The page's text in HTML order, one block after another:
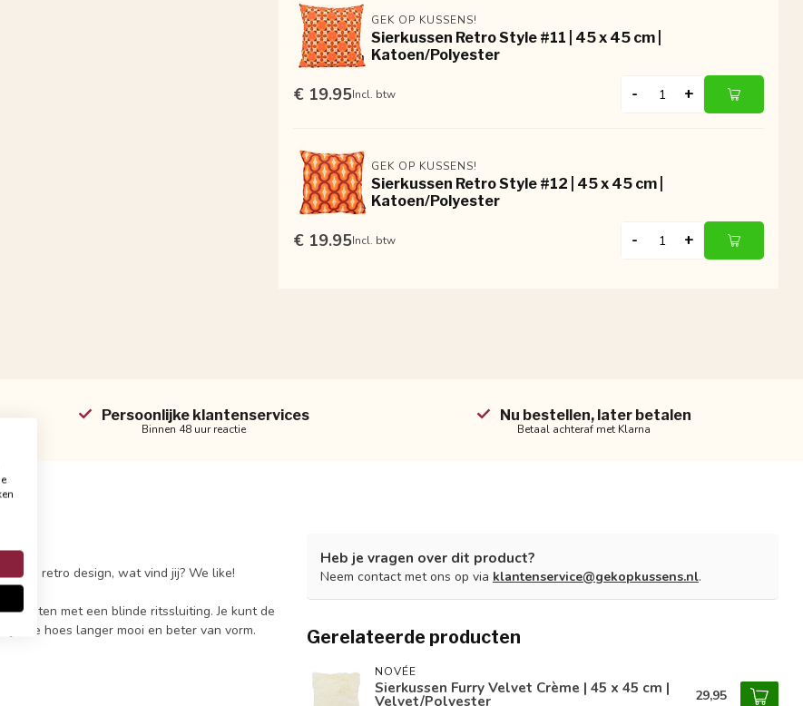
GEK OP KUSSENS!
Sierkussen Retro Style #11 | 45 x 45 cm |
Katoen/Polyester
€ 19.95Incl. btw - +
GEK OP KUSSENS!
Sierkussen Retro Style #12 | 45 x 45 cm |
Katoen/Polyester
€ 19.95Incl. btw - +
Persoonlijke klantenservices
Binnen 48 uur reactie
Nu bestellen, later betalen
Betaal achteraf met Klarna
qua retro design, wat vind jij? We like!
sluiten met een blinde ritssluiting. Je kunt de
de hoes langer mooi en beter van vorm.
Heb je vragen over dit product?
Neem contact met ons op via klantenservice@gekopkussens.nl.
Gerelateerde producten
NOVÉE
Sierkussen Furry Velvet Crème | 45 x 45 cm |
Velvet/Polyester 29,95